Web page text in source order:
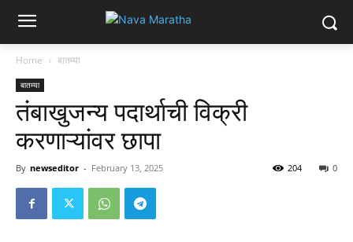
Home बातम्या
बातम्या
तंबाखुजन्य पदार्थाची विक्री
करणाऱ्यांवर छापा
By newseditor - February 13, 2025 0
204